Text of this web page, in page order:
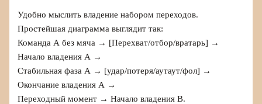
Удобно мыслить владение набором переходов.
Простейшая диаграмма выглядит так:
Команда А без мяча → [Перехват/отбор/вратарь] →
Начало владения А →
Стабильная фаза А → [удар/потеря/аутаут/фол] →
Окончание владения А →
Переходный момент → Начало владения B.